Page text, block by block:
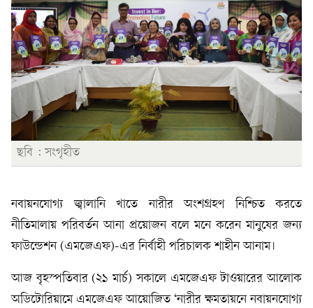
ছবি : সংগৃহীত
নবায়নযোগ্য জ্বালানি খাতে নারীর অংশগ্রহণ নিশ্চিত করতে
নীতিমালায় পরিবর্তন আনা প্রয়োজন বলে মনে করেন মানুষের জন্য
ফাউন্ডেশন (এমজেএফ)-এর নির্বাহী পরিচালক শাহীন আনাম।
আজ বৃহস্পতিবার (২১ মার্চ) সকালে এমজেএফ টাওয়ারের আলোক
অডিটোরিয়ামে এমজেএফ আয়োজিত ‘নারীর ক্ষমতায়নে নবায়নযোগ্য